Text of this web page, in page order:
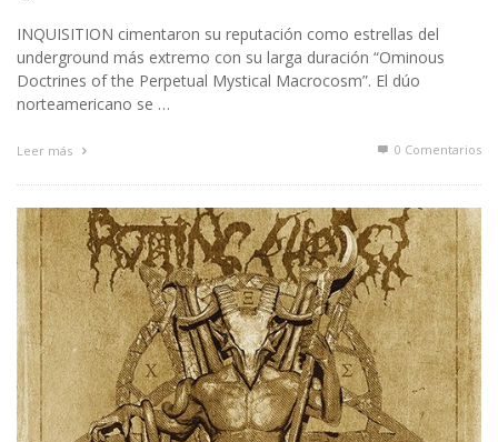
INQUISITION cimentaron su reputación como estrellas del
underground más extremo con su larga duración “Ominous
Doctrines of the Perpetual Mystical Macrocosm”. El dúo
norteamericano se …
Leer más 0 Comentarios